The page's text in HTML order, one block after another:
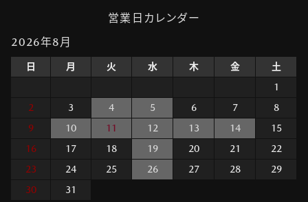
営業日カレンダー
2026年8月
日 月 火 水 木 金
土
1
2
3 4 5 6 7
8
9
10 11 12 13 14
15
16
17 18 19 20 21
22
23
24 25 26 27 28
29
30
31